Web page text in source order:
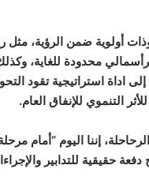
أولوية ضمن الرؤية، مثل
محدودة للغاية،
اداة استراتيجية تقود
التنموي للإنفاق العام.
إننا اليوم “أمام
حقيقية للتدابير